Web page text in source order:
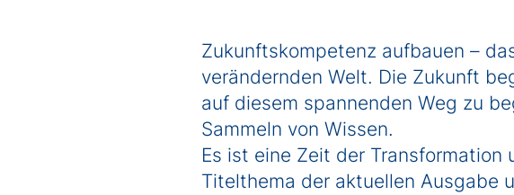
Zukunftskompetenz aufbauen –
verändernden Welt. Die Zukunft
auf diesem spannenden Weg zu
Sammeln von Wissen.
Es ist eine Zeit der
Titelthema der aktuellen Ausgabe